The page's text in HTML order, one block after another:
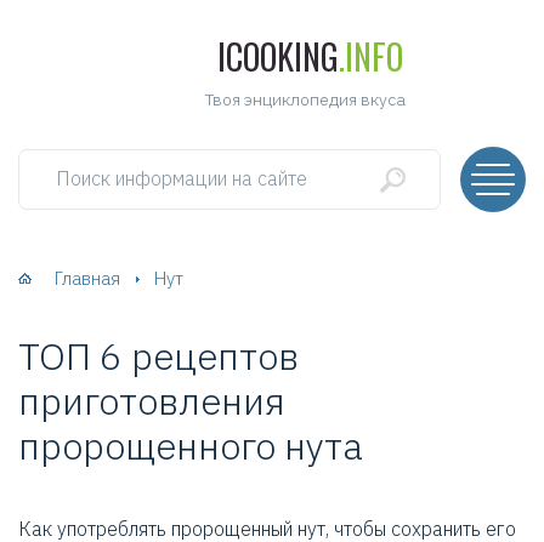
ICOOKING.INFO
Твоя энциклопедия вкуса
Поиск информации на сайте
Главная Нут
ТОП 6 рецептов
приготовления
пророщенного нута
Как употреблять пророщенный нут, чтобы сохранить его